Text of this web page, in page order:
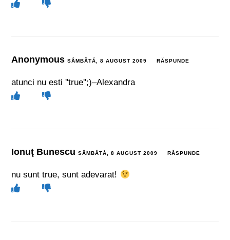
AnonymousSÂMBĂTĂ, 8 AUGUST 2009 RĂSPUNDE
atunci nu esti ''true'';)–Alexandra
Ionuţ BunescuSÂMBĂTĂ, 8 AUGUST 2009 RĂSPUNDE
nu sunt true, sunt adevarat!